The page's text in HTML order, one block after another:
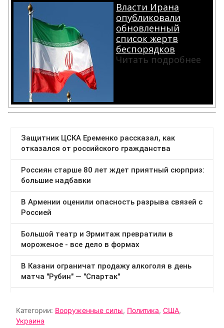
Власти Ирана
опубликовали
обновленный
список жертв
беспорядков
Читать подробнее
Категории: Вооруженные силы, Политика, США,
Украина